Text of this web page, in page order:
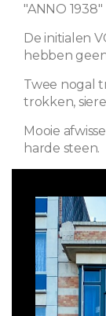
"ANNO
De initialen
hebben
Twee nogal
trokken,
Mooie
harde steen.